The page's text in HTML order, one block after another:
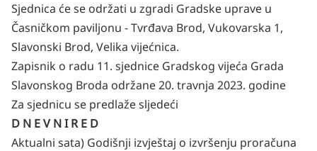
Sjednica će se održati u zgradi Gradske uprave u
Časničkom paviljonu - Tvrđava Brod, Vukovarska 1,
Slavonski Brod, Velika vijećnica.
Zapisnik o radu 11. sjednice Gradskog vijeća Grada
Slavonskog Broda održane 20. travnja 2023. godine
Za sjednicu se predlaže sljedeći
D N E V N I R E D
Aktualni sata) Godišnji izvještaj o izvršenju proračuna